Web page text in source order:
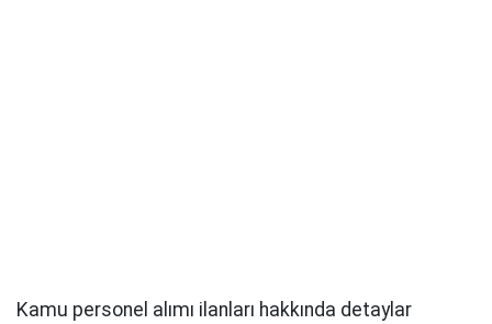
Kamu personel alımı ilanları hakkında detaylar